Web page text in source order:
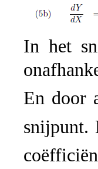
In het
En door
snijpunt.